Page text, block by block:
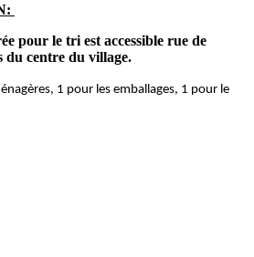
pour le tri est accessible rue de
du centre du village.
1 pour les emballages, 1 pour le